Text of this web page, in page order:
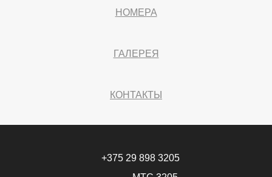
НОМЕРА
ГАЛЕРЕЯ
КОНТАКТЫ
+375 29 898 3205